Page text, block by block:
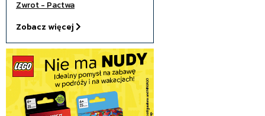
Zwrot - Pactwa
Zobacz więcej